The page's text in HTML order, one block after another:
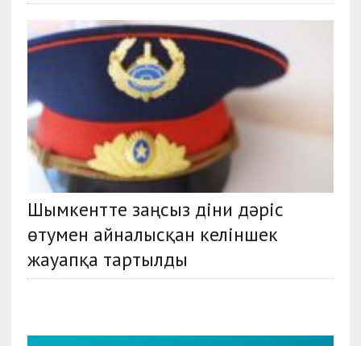
Шымкентте заңсыз діни дәріс
өтумен айналысқан келіншек
жауапқа тартылды